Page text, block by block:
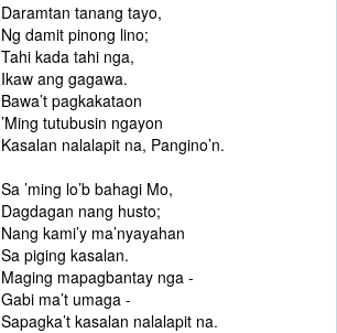
Daramtan tanang tayo,
Ng damit pinong lino;
Tahi kada tahi nga,
Ikaw ang gagawa.
Bawa’t pagkakataon
’Ming tutubusin ngayon
Kasalan nalalapit na, Pangino’n.
Sa ’ming lo’b bahagi Mo,
Dagdagan nang husto;
Nang kami’y ma’nyayahan
Sa piging kasalan.
Maging mapagbantay nga -
Gabi ma’t umaga -
Sapagka’t kasalan nalalapit na.